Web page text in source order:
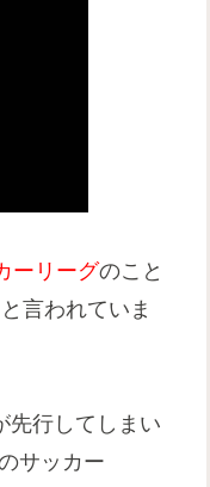
ーリーグのこと
言われていま
先行してしまい
サッカー